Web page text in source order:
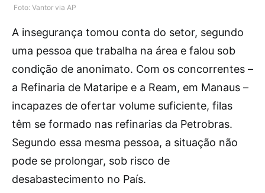
Foto: Vantor via AP
A insegurança tomou conta do setor, segundo
uma pessoa que trabalha na área e falou sob
condição de anonimato. Com os concorrentes –
a Refinaria de Mataripe e a Ream, em Manaus –
incapazes de ofertar volume suficiente, filas
têm se formado nas refinarias da Petrobras.
Segundo essa mesma pessoa, a situação não
pode se prolongar, sob risco de
desabastecimento no País.